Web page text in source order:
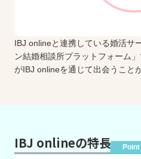
IBJ onlineと連携している婚活サ
ン結婚相談所プラットフォーム
がIBJ onlineを通じて出会うこと
IBJ onlineの特長 Point